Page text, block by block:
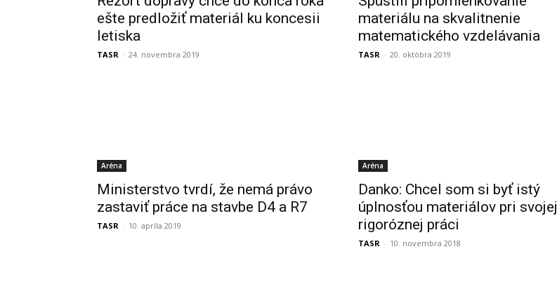
ešte predložiť materiál ku koncesii
letiska
TASR - 24. novembra 2019
materiálu na skvalitnenie
matematického vzdelávania
TASR - 20. októbra 2019
Aréna
Ministerstvo tvrdí, že nemá právo
zastaviť práce na stavbe D4 a R7
TASR - 10. apríla 2019
Aréna
Danko: Chcel som si byť istý
úplnosťou materiálov pri svojej
rigoróznej práci
TASR - 10. novembra 2018